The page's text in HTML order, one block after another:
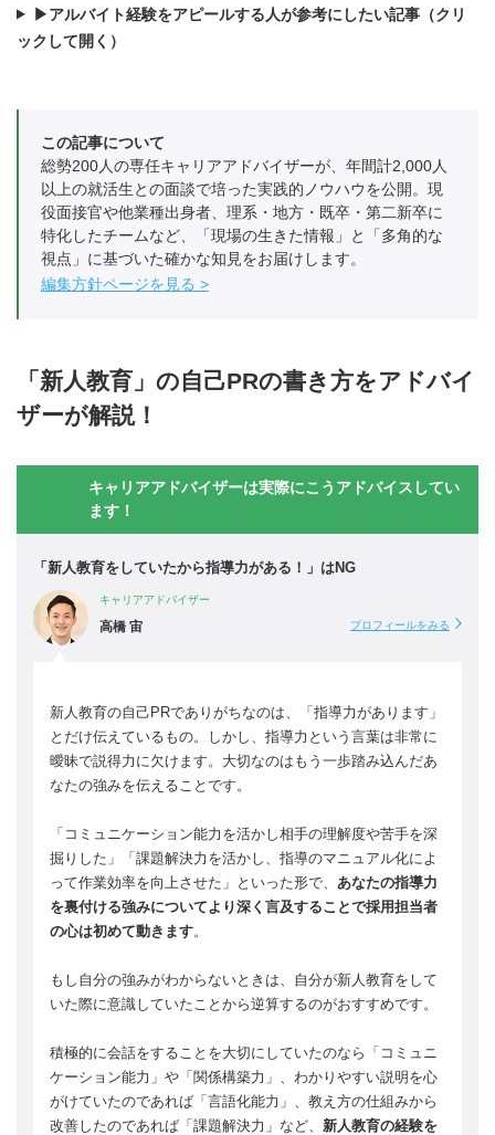
▶アルバイト経験をアピールする人が参考にしたい記事（クリ
ックして開く）
この記事について
総勢200人の専任キャリアアドバイザーが、年間計2,000人
以上の就活生との面談で培った実践的ノウハウを公開。現
役面接官や他業種出身者、理系・地方・既卒・第二新卒に
特化したチームなど、「現場の生きた情報」と「多角的な
視点」に基づいた確かな知見をお届けします。
編集方針ページを見る
「新人教育」の自己PRの書き方をアドバイ
ザーが解説！
キャリアアドバイザーは実際にこうアドバイスしてい
ます！
「新人教育をしていたから指導力がある！」はNG
キャリアアドバイザー
高橋 宙 プロフィールをみる
新人教育の自己PRでありがちなのは、「指導力があります」
とだけ伝えているもの。しかし、指導力という言葉は非常に
曖昧で説得力に欠けます。大切なのはもう一歩踏み込んだあ
なたの強みを伝えることです。
「コミュニケーション能力を活かし相手の理解度や苦手を深
掘りした」「課題解決力を活かし、指導のマニュアル化によ
って作業効率を向上させた」といった形で、 あなたの指導力
を裏付ける強みについてより深く言及することで採用担当者
の心は初めて動きます。
もし自分の強みがわからないときは、自分が新人教育をして
いた際に意識していたことから逆算するのがおすすめです。
積極的に会話をすることを大切にしていたのなら「コミュニ
ケーション能力」や「関係構築力」、わかりやすい説明を心
がけていたのであれば「言語化能力」、教え方の仕組みから
改善したのであれば「課題解決力」など、 新人教育の経験を